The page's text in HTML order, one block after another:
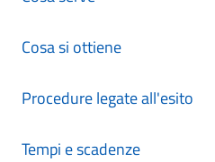
Cosa si ottiene
Procedure legate all'esito
Tempi e scadenze